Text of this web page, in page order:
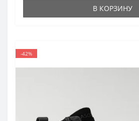
В КОРЗИНУ
-42%